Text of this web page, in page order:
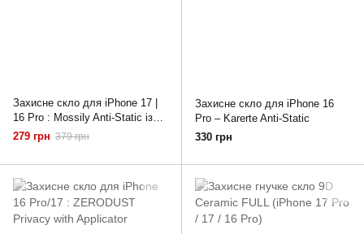
Захисне скло для iPhone 17 |
16 Pro : Mossily Anti-Static із
захистом динаміка
279 грн 379 грн
Захисне скло для iPhone 16
Pro – Karerte Anti-Static
330 грн